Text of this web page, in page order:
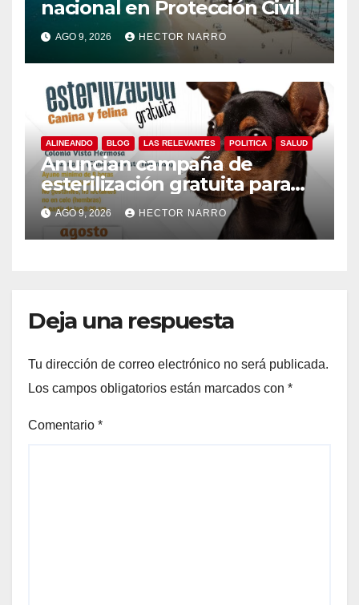
nacional en Protección Civil
AGO 9, 2026 HECTOR NARRO
ALINEANDO BLOG LAS RELEVANTES POLITICA SALUD
Anuncian campaña de
esterilización gratuita para
perros y gatos en San José
del Cabo
AGO 9, 2026 HECTOR NARRO
Deja una respuesta
Tu dirección de correo electrónico no será publicada.
Los campos obligatorios están marcados con *
Comentario *